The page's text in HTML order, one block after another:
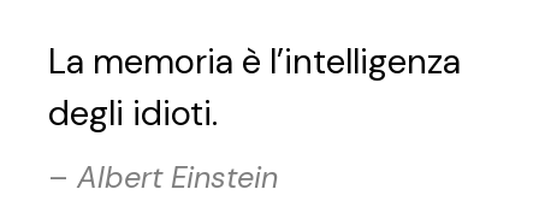
La memoria è l’intelligenza
degli idioti.
– Albert Einstein